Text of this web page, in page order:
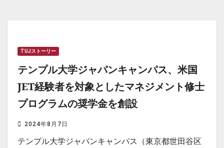
TUJストーリー
テンプル大学ジャパンキャンパス、米国
JET経験者を対象としたマネジメント修士
プログラムの奨学金を創設
2024年8月7日
テンプル大学ジャパンキャンパス（東京都世田谷区